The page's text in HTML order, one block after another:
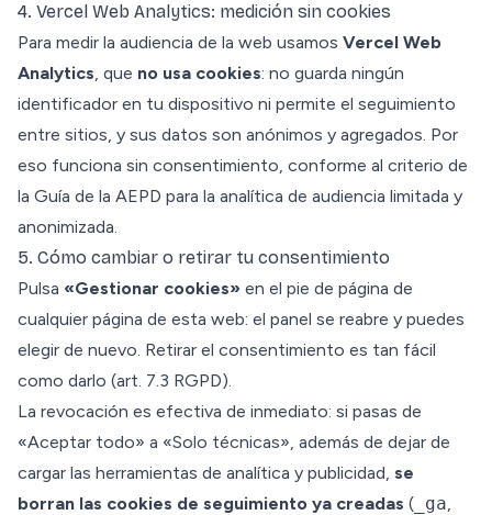
4. Vercel Web Analytics: medición sin cookies
Para medir la audiencia de la web usamos Vercel Web
Analytics, que no usa cookies: no guarda ningún
identificador en tu dispositivo ni permite el seguimiento
entre sitios, y sus datos son anónimos y agregados. Por
eso funciona sin consentimiento, conforme al criterio de
la Guía de la AEPD para la analítica de audiencia limitada y
anonimizada.
5. Cómo cambiar o retirar tu consentimiento
Pulsa «Gestionar cookies» en el pie de página de
cualquier página de esta web: el panel se reabre y puedes
elegir de nuevo. Retirar el consentimiento es tan fácil
como darlo (art. 7.3 RGPD).
La revocación es efectiva de inmediato: si pasas de
«Aceptar todo» a «Solo técnicas», además de dejar de
cargar las herramientas de analítica y publicidad, se
borran las cookies de seguimiento ya creadas ( _ga,